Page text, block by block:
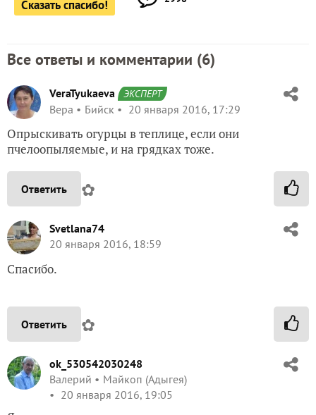
Сказать спасибо!
Все ответы и комментарии (6)
VeraTyukaeva ЭКСПЕРТ
Вера Бийск 20 января 2016, 17:29
Опрыскивать огурцы в теплице, если они
пчелоопыляемые, и на грядках тоже.
Ответить ✿
Svetlana74
20 января 2016, 18:59
Спасибо.
Ответить ✿
ok_530542030248
Валерий
Майкоп (Адыгея)
20 января 2016, 19:05